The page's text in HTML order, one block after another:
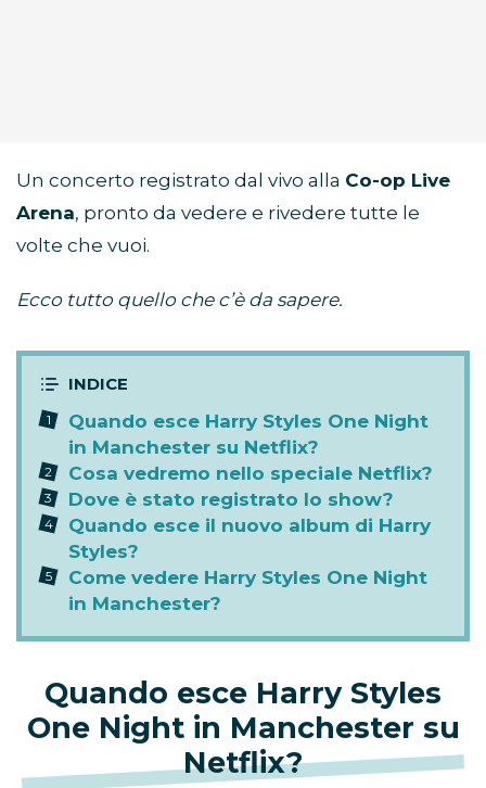
Un concerto registrato dal vivo alla Co-op Live
Arena, pronto da vedere e rivedere tutte le
volte che vuoi.
Ecco tutto quello che c’è da sapere.
Quando esce Harry Styles One Night
in Manchester su Netflix?
Cosa vedremo nello speciale Netflix?
Dove è stato registrato lo show?
Quando esce il nuovo album di Harry
Styles?
Come vedere Harry Styles One Night
in Manchester?
Quando esce Harry Styles
One Night in Manchester su
Netflix?